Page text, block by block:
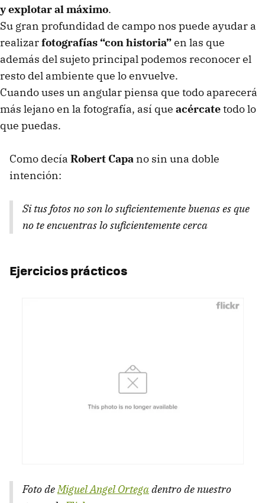
y explotar al máximo.
Su gran profundidad de campo nos puede ayudar a
realizarfotografías “con historia”en las que
además del sujeto principal podemos reconocer el
resto del ambiente que lo envuelve.
Cuando uses un angular piensa que todo aparecerá
más lejano en la fotografía, así que acércatetodo lo
que puedas.
Como decía Robert Capa no sin una doble
intención:
Si tus fotos no son lo suficientemente buenas es que
no te encuentras lo suficientemente cerca
Ejercicios prácticos
Foto de Miguel Angel Ortegadentro de nuestro